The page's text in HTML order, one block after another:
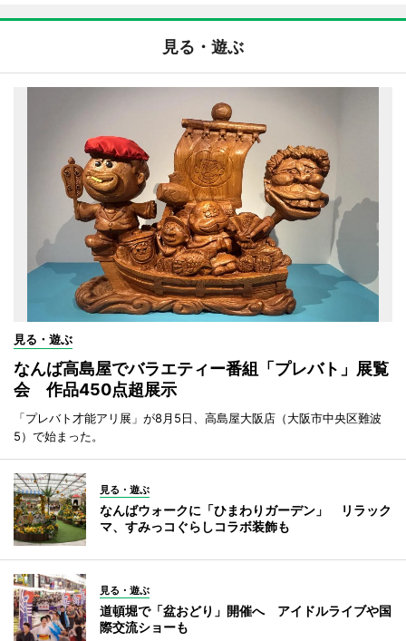
見る・遊ぶ
見る・遊ぶ
なんば高島屋でバラエティー番組「プレバト」展覧
会 作品450点超展示
「プレバト才能アリ展」が8月5日、高島屋大阪店（大阪市中央区難波
5）で始まった。
見る・遊ぶ
なんばウォークに「ひまわりガーデン」 リラック
マ、すみっコぐらしコラボ装飾も
見る・遊ぶ
道頓堀で「盆おどり」開催へ アイドルライブや国
際交流ショーも